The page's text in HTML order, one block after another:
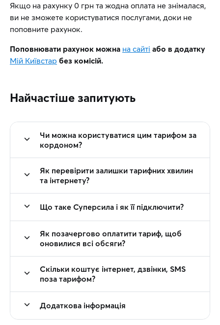
Якщо на рахунку 0 грн та жодна оплата не знімалася,
ви не зможете користуватися послугами, доки не
поповните рахунок.
Поповнювати рахунок можна на сайті або в додатку
Мій Київстар без комісій.
Найчастіше запитують
Чи можна користуватися цим тарифом за
кордоном?
Як перевірити залишки тарифних хвилин
та інтернету?
Що таке Суперсила і як її підключити?
Як позачергово оплатити тариф, щоб
оновилися всі обсяги?
Скільки коштує інтернет, дзвінки, SMS
поза тарифом?
Додаткова інформація